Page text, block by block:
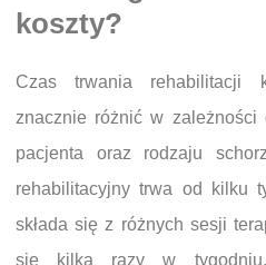
koszty?
Czas trwania rehabilitacji
znacznie różnić w zależności
pacjenta oraz rodzaju
rehabilitacyjny trwa od kilku
składa się z różnych sesji
się kilka razy w